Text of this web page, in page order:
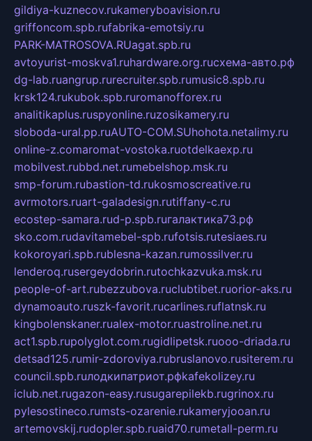
gildiya-kuznecov.rukameryboavision.ru
griffoncom.spb.rufabrika-emotsiy.ru
PARK-MATROSOVA.RUagat.spb.ru
avtoyurist-moskva1.ruhardware.org.ruсхема-авто.рф
dg-lab.ruangrup.rurecruiter.spb.rumusic8.spb.ru
krsk124.rukubok.spb.ruromanofforex.ru
analitikaplus.ruspyonline.ruzosikamery.ru
sloboda-ural.pp.ruAUTO-COM.SUhohota.netalimy.ru
online-z.comaromat-vostoka.ruotdelkaexp.ru
mobilvest.rubbd.net.rumebelshop.msk.ru
smp-forum.rubastion-td.rukosmoscreative.ru
avrmotors.ruart-galadesign.rutiffany-c.ru
ecostep-samara.rud-p.spb.ruгалактика73.рф
sko.com.rudavitamebel-spb.rufotsis.rutesiaes.ru
kokoroyari.spb.rublesna-kazan.rumossilver.ru
lenderoq.rusergeydobrin.rutochkazvuka.msk.ru
people-of-art.rubezzubova.ruclubtibet.ruorior-aks.ru
dynamoauto.ruszk-favorit.rucarlines.ruflatnsk.ru
kingbolenskaner.rualex-motor.ruastroline.net.ru
act1.spb.rupolyglot.com.rugidlipetsk.ruooo-driada.ru
detsad125.rumir-zdoroviya.rubruslanovo.rusiterem.ru
council.spb.ruлодкипатриот.рфkafekolizey.ru
iclub.net.rugazon-easy.rusugarepilekb.rugrinox.ru
pylesostineco.rumsts-ozarenie.rukameryjooan.ru
artemovskij.rudopler.spb.ruaid70.rumetall-perm.ru